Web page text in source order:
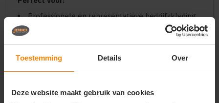
Toestemming Details Over
Deze website maakt gebruik van cookies
Professionele en representatieve bedrijfskleding
voor heren in de logistiek, bouw, techniek en
buitendiensten
Uniforme teamkleding voor sportverenigingen,
evenementencrews en promotieteams
Belangrijkste kenmerken: